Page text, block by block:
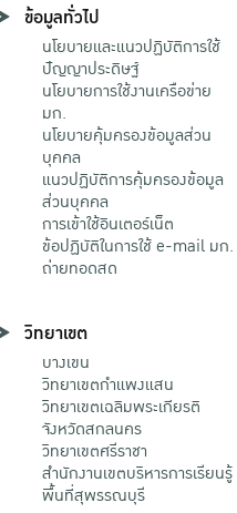
ข้อมูลทั่วไป
นโยบายและแนวปฏิบัติการใช้
ปัญญาประดิษฐ์
นโยบายการใช้งานเครือข่าย
มก.
นโยบายคุ้มครองข้อมูลส่วน
บุคคล
แนวปฏิบัติการคุ้มครองข้อมูล
ส่วนบุคคล
การเข้าใช้อินเตอร์เน็ต
ข้อปฏิบัติในการใช้ e-mail มก.
ถ่ายทอดสด
วิทยาเขต
บางเขน
วิทยาเขตกําแพงแสน
วิทยาเขตเฉลิมพระเกียรติ
จังหวัดสกลนคร
วิทยาเขตศรีราชา
สำนักงานเขตบริหารการเรียนรู้
พื้นที่สุพรรณบุรี